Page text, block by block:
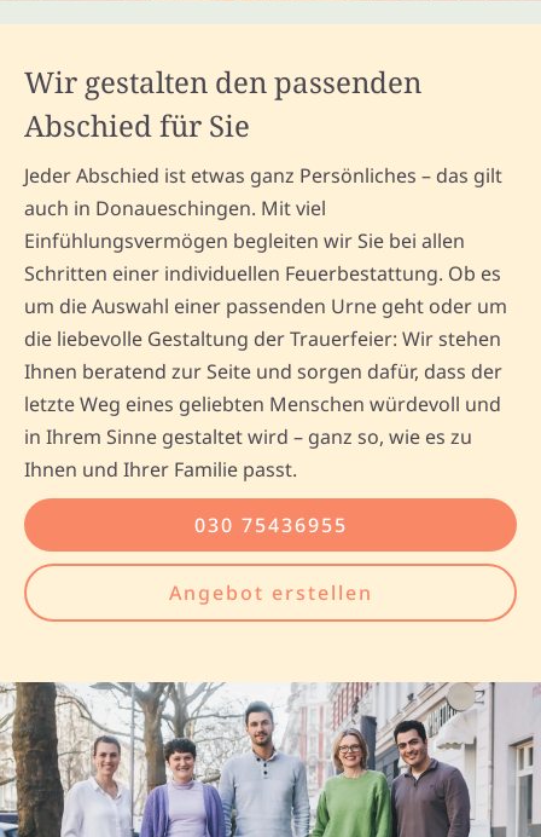
Wir gestalten den passenden
Abschied für Sie
Jeder Abschied ist etwas ganz Persönliches – das gilt
auch in Donaueschingen. Mit viel
Einfühlungsvermögen begleiten wir Sie bei allen
Schritten einer individuellen Feuerbestattung. Ob es
um die Auswahl einer passenden Urne geht oder um
die liebevolle Gestaltung der Trauerfeier: Wir stehen
Ihnen beratend zur Seite und sorgen dafür, dass der
letzte Weg eines geliebten Menschen würdevoll und
in Ihrem Sinne gestaltet wird – ganz so, wie es zu
Ihnen und Ihrer Familie passt.
030 75436955
Angebot erstellen